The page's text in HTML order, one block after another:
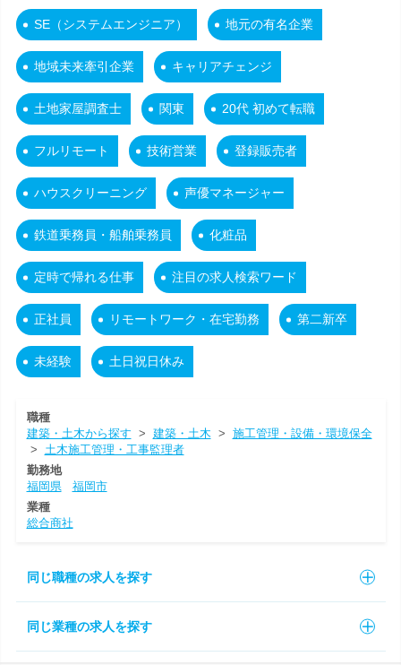
SE（システムエンジニア） 地元の有名企業
地域未来牽引企業 キャリアチェンジ
土地家屋調査士 関東 20代 初めて転職
フルリモート 技術営業 登録販売者
ハウスクリーニング 声優マネージャー
鉄道乗務員・船舶乗務員 化粧品
定時で帰れる仕事 注目の求人検索ワード
正社員 リモートワーク・在宅勤務 第二新卒
未経験 土日祝日休み
職種
建築・土木から探す > 建築・土木 > 施工管理・設備・環境保全
> 土木施工管理・工事監理者
勤務地
福岡県
福岡市
業種
総合商社
同じ職種の求人を探す
同じ業種の求人を探す